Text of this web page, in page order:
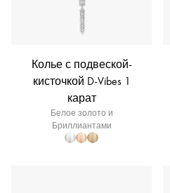
Колье с подвеской-
кисточкой D-Vibes 1
карат
Белое золото и
Бриллиантами